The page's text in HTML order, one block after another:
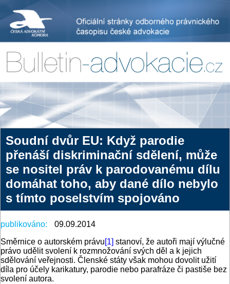
Soudní dvůr EU: Když parodie
přenáší diskriminační sdělení, může
se nositel práv k parodovanému dílu
domáhat toho, aby dané dílo nebylo
s tímto poselstvím spojováno
publikováno:
09.09.2014
Směrnice o autorském právu[1] stanoví, že autoři mají výlučné
právo udělit svolení k rozmnožování svých děl a k jejich
sdělování veřejnosti. Členské státy však mohou dovolit užití
díla pro účely karikatury, parodie nebo parafráze či pastiše bez
svolení autora.